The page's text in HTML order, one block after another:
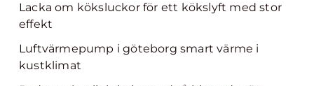
Lacka om köksluckor för ett kökslyft med stor
effekt
Luftvärmepump i göteborg smart värme i
kustklimat